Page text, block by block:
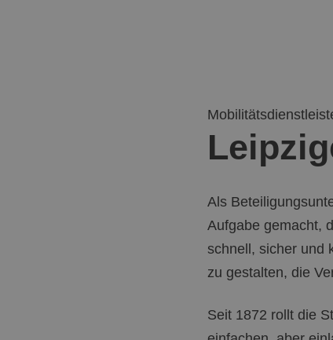
Als
Aufgabe gemacht,
schnell, sicher und
zu gestalten, die
Seit 1872 rollt die